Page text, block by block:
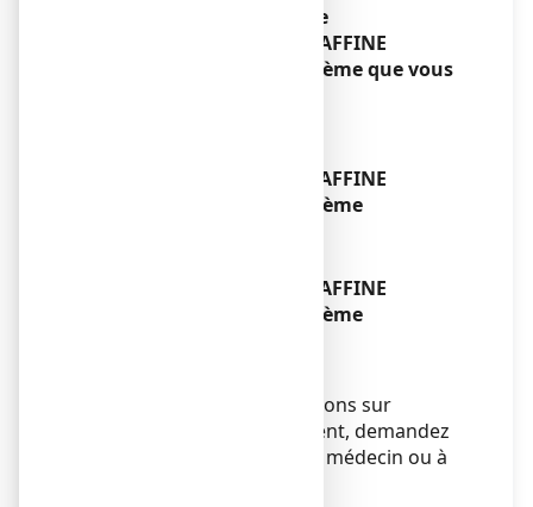
Si vous avez utilisé plus de
GLYCEROL/VASELINE/PARAFFINE
CRISTERS 15 %/8 %/2 %, crème que vous
GLYCEROL/VASELINE/PARAFFINE
CRISTERS 15 %/8 %/2 %, crème
GLYCEROL/VASELINE/PARAFFINE
CRISTERS 15 %/8 %/2 %, crème
Si vous avez d’autres questions sur
l’utilisation de ce médicament, demandez
plus d’informations à votre médecin ou à